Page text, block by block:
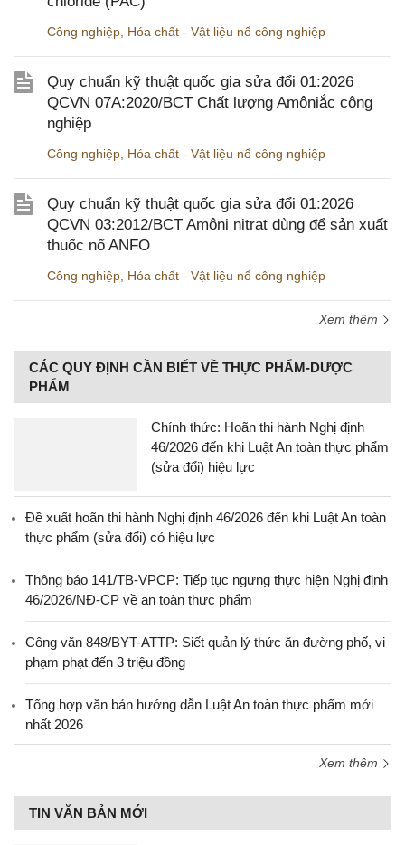
Công nghiệp Hóa chất - Vật liệu nổ công nghiệp
Quy chuẩn kỹ thuật quốc gia sửa đổi 01:2026
QCVN 07A:2020/BCT Chất lượng Amôniắc công
nghiệp
Công nghiệp Hóa chất - Vật liệu nổ công nghiệp
Quy chuẩn kỹ thuật quốc gia sửa đổi 01:2026
QCVN 03:2012/BCT Amôni nitrat dùng để sản xuất
thuốc nổ ANFO
Công nghiệp Hóa chất - Vật liệu nổ công nghiệp
Xem thêm
CÁC QUY ĐỊNH CẦN BIẾT VỀ THỰC PHẨM-DƯỢC
PHẨM
Chính thức: Hoãn thi hành Nghị định
46/2026 đến khi Luật An toàn thực phẩm
(sửa đổi) hiệu lực
Đề xuất hoãn thi hành Nghị định 46/2026 đến khi Luật An toàn
thực phẩm (sửa đổi) có hiệu lực
Thông báo 141/TB-VPCP: Tiếp tục ngưng thực hiện Nghị định
46/2026/NĐ-CP về an toàn thực phẩm
Công văn 848/BYT-ATTP: Siết quản lý thức ăn đường phố, vi
phạm phạt đến 3 triệu đồng
Tổng hợp văn bản hướng dẫn Luật An toàn thực phẩm mới
nhất 2026
Xem thêm
TIN VĂN BẢN MỚI